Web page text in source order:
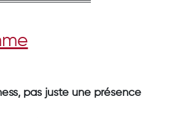
pas juste une présence